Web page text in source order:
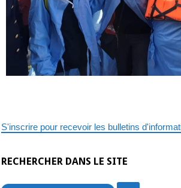
S'inscrire pour recevoir les bulletins
RECHERCHER DANS LE SITE